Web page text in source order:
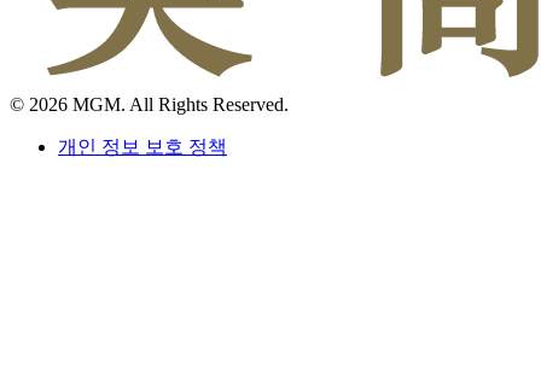
© 2026 MGM. All Rights Reserved.
개인 정보 보호 정책